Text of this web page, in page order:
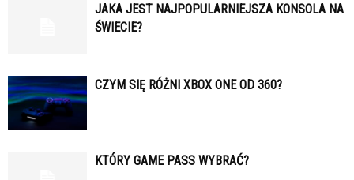
JAKA JEST NAJPOPULARNIEJSZA KONSOLA NA
ŚWIECIE?
CZYM SIĘ RÓŻNI XBOX ONE OD 360?
KTÓRY GAME PASS WYBRAĆ?